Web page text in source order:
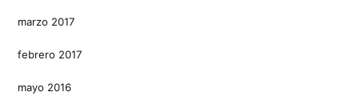
marzo 2017
febrero 2017
mayo 2016